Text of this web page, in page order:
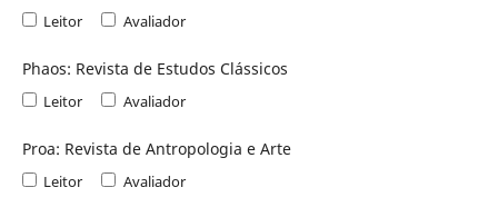
Leitor Avaliador
Phaos: Revista de Estudos Clássicos
Leitor Avaliador
Proa: Revista de Antropologia e Arte
Leitor Avaliador